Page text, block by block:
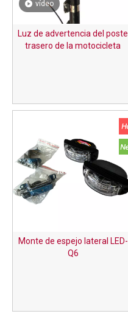
vídeo
Luz de advertencia del poste
trasero de la motocicleta
Monte de espejo lateral LED-
Q6